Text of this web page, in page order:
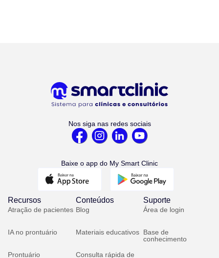
Nos siga nas redes sociais
Baixe o app do My Smart Clinic
Recursos
Atração de pacientes
IA no prontuário
Prontuário
Conteúdos
Blog
Materiais educativos
Consulta rápida de
Suporte
Área de login
Base de
conhecimento